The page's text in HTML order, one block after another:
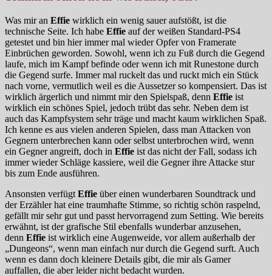
Was mir an Effie wirklich ein wenig sauer aufstößt, ist die
technische Seite. Ich habe Effie auf der weißen Standard-PS4
getestet und bin hier immer mal wieder Opfer von Framerate
Einbrüchen geworden. Sowohl, wenn ich zu Fuß durch die Gegend
laufe, mich im Kampf befinde oder wenn ich mit Runestone durch
die Gegend surfe. Immer mal ruckelt das und ruckt mich ein Stück
nach vorne, vermutlich weil es die Aussetzer so kompensiert. Das ist
wirklich ärgerlich und nimmt mir den Spielspaß, denn Effie ist
wirklich ein schönes Spiel, jedoch trübt das sehr. Neben dem ist
auch das Kampfsystem sehr träge und macht kaum wirklichen Spaß.
Ich kenne es aus vielen anderen Spielen, dass man Attacken von
Gegnern unterbrechen kann oder selbst unterbrochen wird, wenn
ein Gegner angreift, doch in Effie ist das nicht der Fall, sodass ich
immer wieder Schläge kassiere, weil die Gegner ihre Attacke stur
bis zum Ende ausführen.
Ansonsten verfügt Effie über einen wunderbaren Soundtrack und
der Erzähler hat eine traumhafte Stimme, so richtig schön raspelnd,
gefällt mir sehr gut und passt hervorragend zum Setting. Wie bereits
erwähnt, ist der grafische Stil ebenfalls wunderbar anzusehen,
denn Effie ist wirklich eine Augenweide, vor allem außerhalb der
„Dungeons“, wenn man einfach nur durch die Gegend surft. Auch
wenn es dann doch kleinere Details gibt, die mir als Gamer
auffallen, die aber leider nicht bedacht wurden.